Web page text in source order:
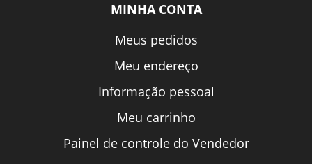
MINHA CONTA
Meus pedidos
Meu endereço
Informação pessoal
Meu carrinho
Painel de controle do Vendedor